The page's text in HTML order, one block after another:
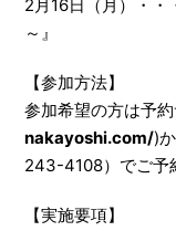
2月16日（月）・
～』
【参加方法】
参加希望の方は予
nakayoshi.com/)
243-4108）でご予
【実施要項】